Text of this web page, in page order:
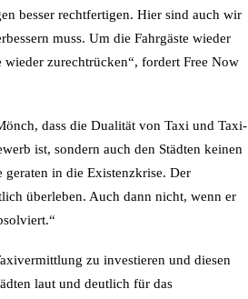
besser rechtfertigen. Hier sind auch wir
muss. Um die Fahrgäste wieder
wieder zurechtrücken“, fordert Free Now
dass die Dualität von Taxi und Taxi-
ist, sondern auch den Städten keinen
geraten in die Existenzkrise. Der
überleben. Auch dann nicht, wenn er
zu investieren und diesen
laut und deutlich für das